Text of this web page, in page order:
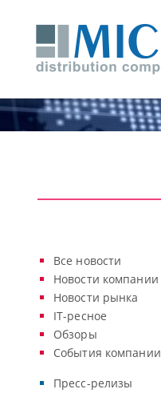
Все новости
Новости компании
Новости рынка
IT-ресное
Обзоры
События компании
Пресс-релизы